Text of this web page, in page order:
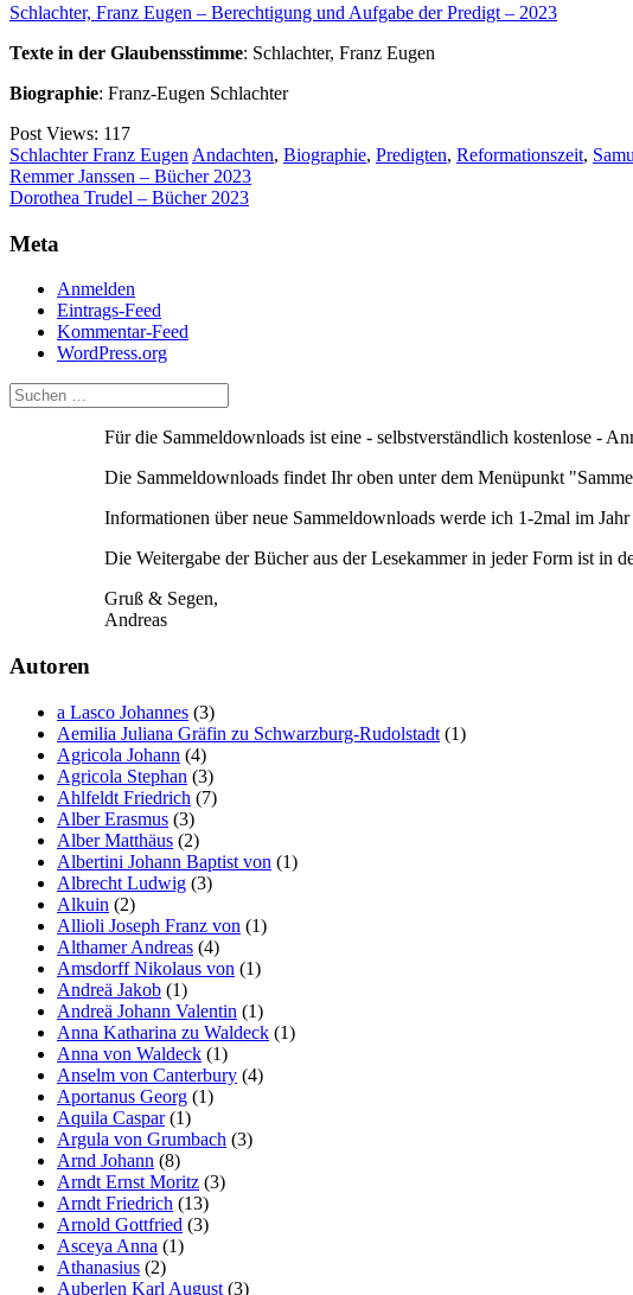
Schlachter, Franz Eugen – Berechtigung und Aufgabe der Predigt – 2023
Texte in der Glaubensstimme: Schlachter, Franz Eugen
Biographie: Franz-Eugen Schlachter
Post Views: 117
Schlachter Franz Eugen Andachten, Biographie, Predigten, Reformationszeit,
Beitragsnavigation
Remmer Janssen – Bücher 2023
Dorothea Trudel – Bücher 2023
Meta
Anmelden
Eintrags-Feed
Kommentar-Feed
WordPress.org
Für die Sammeldownloads ist eine - selbstverständlich kostenlose -
Die Sammeldownloads findet Ihr oben unter dem Menüpunkt
Informationen über neue Sammeldownloads werde ich 1-2mal im
Die Weitergabe der Bücher aus der Lesekammer in jeder Form ist in
Gruß & Segen,
Andreas
Autoren
a Lasco Johannes (3)
Aemilia Juliana Gräfin zu Schwarzburg-Rudolstadt (1)
Agricola Johann (4)
Agricola Stephan (3)
Ahlfeldt Friedrich (7)
Alber Erasmus (3)
Alber Matthäus (2)
Albertini Johann Baptist von (1)
Albrecht Ludwig (3)
Alkuin (2)
Allioli Joseph Franz von (1)
Althamer Andreas (4)
Amsdorff Nikolaus von (1)
Andreä Jakob (1)
Andreä Johann Valentin (1)
Anna Katharina zu Waldeck (1)
Anna von Waldeck (1)
Anselm von Canterbury (4)
Aportanus Georg (1)
Aquila Caspar(1)
Argula von Grumbach (3)
Arnd Johann (8)
Arndt Ernst Moritz (3)
Arndt Friedrich (13)
Arnold Gottfried (3)
Asceya Anna (1)
Athanasius (2)
Auberlen Karl August (3)